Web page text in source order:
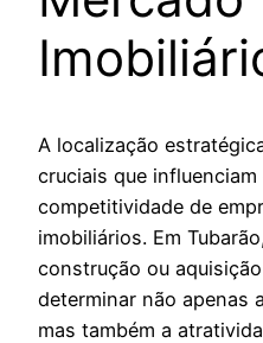
A localização
cruciais que influenciam
competitividade de
imobiliários. Em
construção ou
determinar não apenas
mas também a